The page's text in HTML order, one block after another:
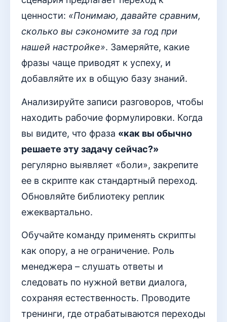
ценности: «Понимаю, давайте сравним,
сколько вы сэкономите за год при
нашей настройке». Замеряйте, какие
фразы чаще приводят к успеху, и
добавляйте их в общую базу знаний.
Анализируйте записи разговоров, чтобы
находить рабочие формулировки. Когда
вы видите, что фраза «как вы обычно
решаете эту задачу сейчас?»
регулярно выявляет «боли», закрепите
ее в скрипте как стандартный переход.
Обновляйте библиотеку реплик
ежеквартально.
Обучайте команду применять скрипты
как опору, а не ограничение. Роль
менеджера – слушать ответы и
следовать по нужной ветви диалога,
сохраняя естественность. Проводите
тренинги, где отрабатываются переходы